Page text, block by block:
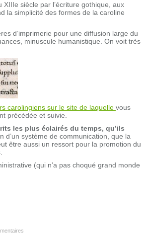
siècle par l’écriture gothique, aux
la simplicité des formes de la caroline
d’imprimerie pour une diffusion large du
minuscule humanistique. On voit très
carolingiens sur le site de laquelle vous
précédée et suivie.
les plus éclairés du temps, qu’ils
d’un système de communication, que la
être aussi un ressort pour la promotion du
(qui n’a pas choqué grand monde